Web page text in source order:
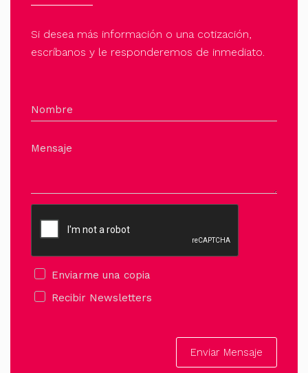
Si desea más información o una cotización,
escríbanos y le responderemos de inmediato.
Nombre
Mensaje
Enviarme una copia
Recibir Newsletters
Enviar Mensaje